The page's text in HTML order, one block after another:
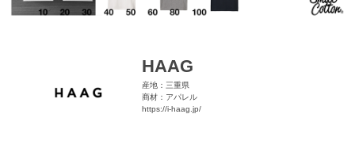
HAAG
産地：三重県
商材：アパレル
https://i-haag.jp/